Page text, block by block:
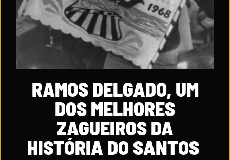
RAMOS DELGADO, UM
DOS MELHORES
ZAGUEIROS DA
HISTÓRIA DO SANTOS